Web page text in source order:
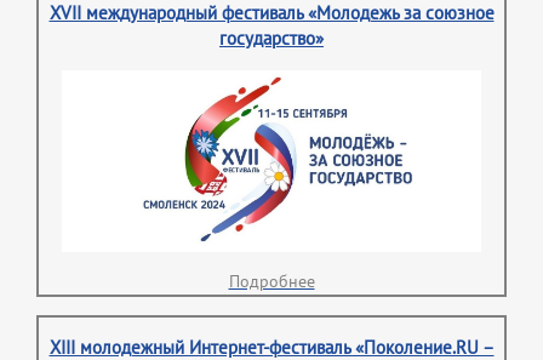
XVII международный фестиваль «Молодежь за союзное
государство»
Подробнее
XIII молодежный Интернет-фестиваль «Поколение.RU –